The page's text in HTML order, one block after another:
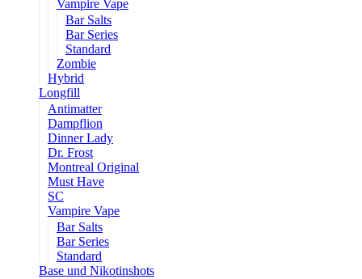
Vampire Vape
Bar Salts
Bar Series
Standard
Zombie
Hybrid
Longfill
Antimatter
Dampflion
Dinner Lady
Dr. Frost
Montreal Original
Must Have
SC
Vampire Vape
Bar Salts
Bar Series
Standard
Base und Nikotinshots